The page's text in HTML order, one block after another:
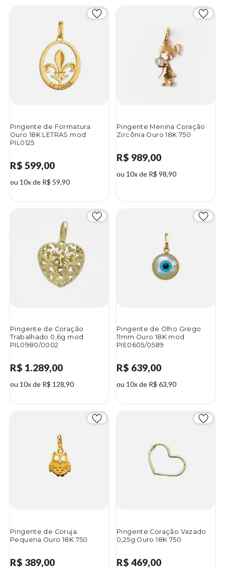
Pingente de Formatura
Ouro 18K LETRAS mod
PIL0125
R$ 599,00
ou 10x de R$ 59,90
Pingente Menina Coração
Zircônia Ouro 18K 750
R$ 989,00
ou 10x de R$ 98,90
Pingente de Coração
Trabalhado 0,6g mod
PIL0980/0002
R$ 1.289,00
ou 10x de R$ 128,90
Pingente de Olho Grego
11mm Ouro 18K mod
PIE0605/0589
R$ 639,00
ou 10x de R$ 63,90
Pingente de Coruja
Pequena Ouro 18K 750
R$ 389,00
Pingente Coração Vazado
0,25g Ouro 18K 750
R$ 469,00